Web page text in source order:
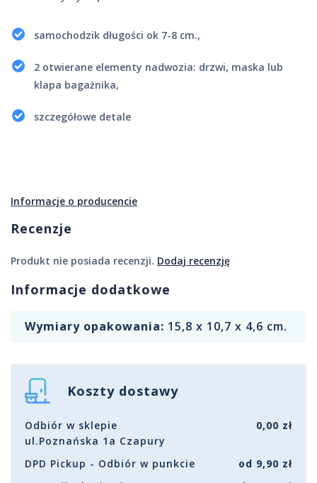
samochodzik długości ok 7-8 cm.,
2 otwierane elementy nadwozia: drzwi, maska lub
klapa bagażnika,
szczegółowe detale
Informacje o producencie
Recenzje
Produkt nie posiada recenzji. Dodaj recenzję
Informacje dodatkowe
Wymiary opakowania: 15,8 x 10,7 x 4,6 cm.
Koszty dostawy
Odbiór w sklepie
ul.Poznańska 1a Czapury
0,00 zł
DPD Pickup - Odbiór w punkcie
od 9,90 zł